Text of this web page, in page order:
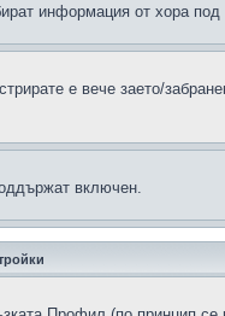
информация от хора под
е вече заето/
включен.